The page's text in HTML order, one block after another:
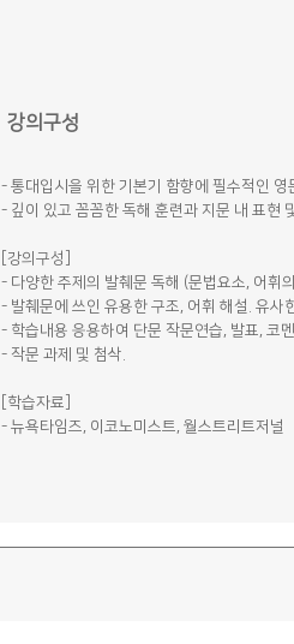
강의구성
- 통대입시을 위한 기본기 함향에 필수적인
- 깊이 있고 꼼꼼한 독해 훈련과 지문 내 표현
[강의구성]
- 다양한 주제의 발췌문 독해 (문법요소, 어휘
- 발췌문에 쓰인 유용한 구조, 어휘 해설. 유사
- 학습내용 응용하여 단문 작문연습, 발표, 코멘
- 작문 과제 및 첨삭.
[학습자료]
- 뉴욕타임즈, 이코노미스트, 월스트리트저널